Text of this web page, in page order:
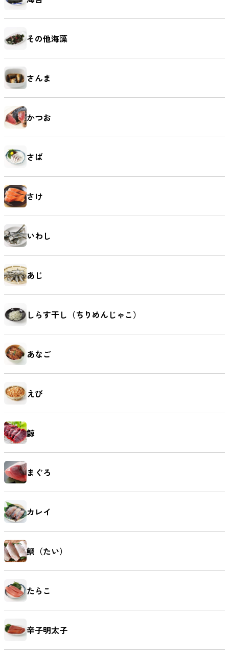
その他海藻
さんま
かつお
さば
さけ
いわし
あじ
しらす干し（ちりめんじゃこ）
あなご
えび
鯨
まぐろ
カレイ
鯛（たい）
たらこ
辛子明太子